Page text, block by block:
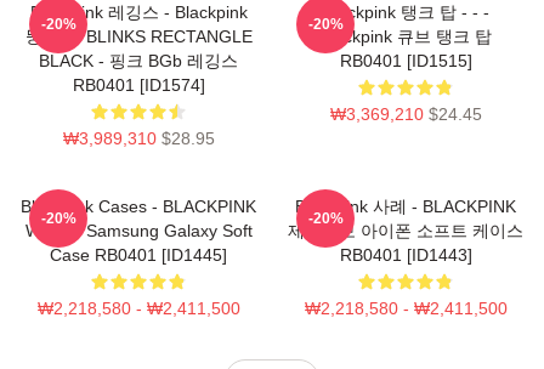
Blackpink 레깅스 - Blackpink
뚱 베어 BLINKS RECTANGLE
BLACK - 핑크 BGb 레깅스
RB0401 [ID1574]
₩3,989,310 $28.95
-20%
Blackpink 탱크 탑 - - -
Blackpink 큐브 탱크 탑
RB0401 [ID1515]
₩3,369,210 $24.45
-20%
Blackpink Cases - BLACKPINK
Whistle Samsung Galaxy Soft
Case RB0401 [ID1445]
₩2,218,580 - ₩2,411,500
-20%
Blackpink 사례 - BLACKPINK
제품정보 아이폰 소프트 케이스
RB0401 [ID1443]
₩2,218,580 - ₩2,411,500
-20%